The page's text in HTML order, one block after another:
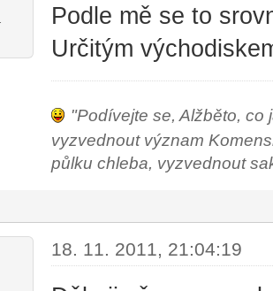
Podle mě se to
Určitým
"Podívejte se, Alžběto, co
vyzvednout význam
půlku chleba, vyzvednout
18. 11. 2011, 21:04:19